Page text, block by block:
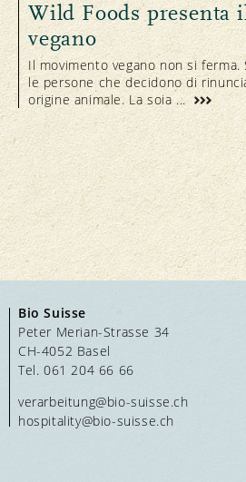
Wild Foods presenta
vegano
Il movimento vegano non si
le persone che decidono di
origine animale. La soia ...
Bio Suisse
Peter Merian-Strasse 34
CH-4052 Basel
Tel. 061 204 66 66
verarbeitung@bio-suisse.ch
hospitality@bio-suisse.ch